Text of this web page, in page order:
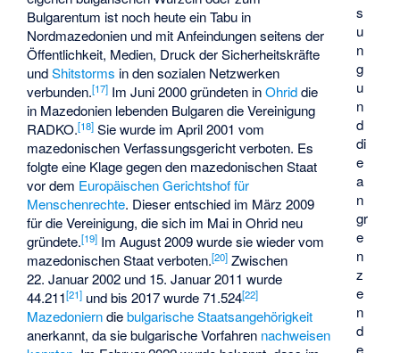
s
u
n
g
u
n
d
di
e
a
n
gr
e
n
z
e
n
d
Bulgarentum ist noch heute ein Tabu in
Nordmazedonien und mit Anfeindungen seitens der
Öffentlichkeit, Medien, Druck der Sicherheitskräfte
undShitstorms in den sozialen Netzwerken
verbunden.[17] Im Juni 2000 gründeten inOhriddie
in Mazedonien lebenden Bulgaren die Vereinigung
RADKO.[18] Sie wurde im April 2001 vom
mazedonischen Verfassungsgericht verboten. Es
folgte eine Klage gegen den mazedonischen Staat
vor dem Europäischen Gerichtshof für
Menschenrechte. Dieser entschied im März 2009
für die Vereinigung, die sich im Mai in Ohrid neu
gründete.[19] Im August 2009 wurde sie wieder vom
mazedonischen Staat verboten.[20] Zwischen
22. Januar 2002 und 15. Januar 2011 wurde
44.211[21] und bis 2017 wurde 71.524[22]
Mazedonierndiebulgarische Staatsangehörigkeit
anerkannt, da sie bulgarische Vorfahren nachweisen